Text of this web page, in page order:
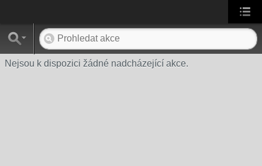
Nejsou k dispozici žádné nadcházející akce.